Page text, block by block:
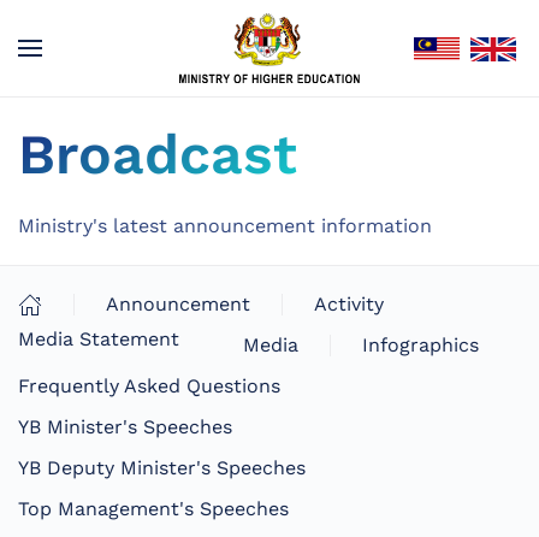
Broadcast
Ministry's latest announcement information
Announcement
Activity
Media Statement
Media
Infographics
Frequently Asked Questions
YB Minister's Speeches
YB Deputy Minister's Speeches
Top Management's Speeches